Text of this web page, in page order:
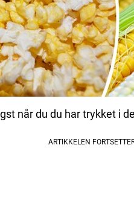
når du du har trykket i